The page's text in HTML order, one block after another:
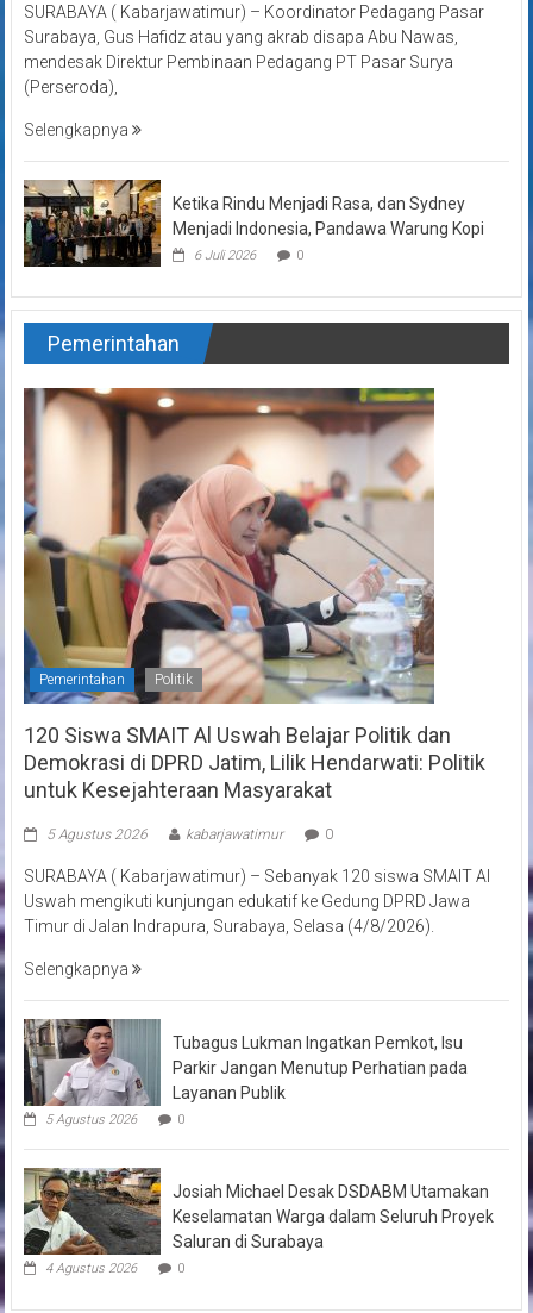
SURABAYA ( Kabarjawatimur) – Koordinator Pedagang Pasar
Surabaya, Gus Hafidz atau yang akrab disapa Abu Nawas,
mendesak Direktur Pembinaan Pedagang PT Pasar Surya
(Perseroda),
Selengkapnya
Ketika Rindu Menjadi Rasa, dan Sydney
Menjadi Indonesia, Pandawa Warung Kopi
6 Juli 2026 0
Pemerintahan
Pemerintahan Politik
120 Siswa SMAIT Al Uswah Belajar Politik dan
Demokrasi di DPRD Jatim, Lilik Hendarwati: Politik
untuk Kesejahteraan Masyarakat
5 Agustus 2026 kabarjawatimur 0
SURABAYA ( Kabarjawatimur) – Sebanyak 120 siswa SMAIT Al
Uswah mengikuti kunjungan edukatif ke Gedung DPRD Jawa
Timur di Jalan Indrapura, Surabaya, Selasa (4/8/2026).
Selengkapnya
Tubagus Lukman Ingatkan Pemkot, Isu
Parkir Jangan Menutup Perhatian pada
Layanan Publik
5 Agustus 2026 0
Josiah Michael Desak DSDABM Utamakan
Keselamatan Warga dalam Seluruh Proyek
Saluran di Surabaya
4 Agustus 2026 0